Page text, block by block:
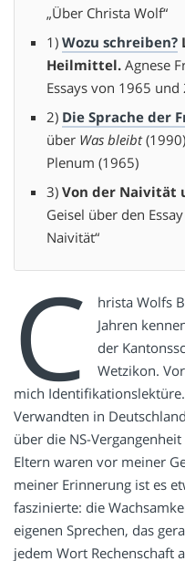
„Über Christa Wolf“
1) Wozu schreiben?
Heilmittel. Agnese
Essays von 1965 und
2) Die Sprache der
über Was bleibt
Plenum (1965)
3) Von der Naivität
Geisel über den
Naivität“
C
hrista Wolfs
Jahren
der
Wetzikon.
mich
Verwandten in
über die NS-
Eltern waren vor meiner
meiner Erinnerung ist es
faszinierte: die
eigenen Sprechen, das
jedem Wort Rechenschaft